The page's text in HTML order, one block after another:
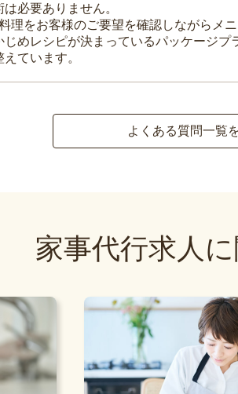
必要ありません。
理をお客様のご要望を確認しながらメニ
めレシピが決まっているパッケージ
ています。
よくある質問一覧
家事代行求人